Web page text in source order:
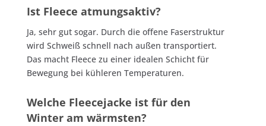
Ist Fleece atmungsaktiv?
Ja, sehr gut sogar. Durch die offene Faserstruktur
wird Schweiß schnell nach außen transportiert.
Das macht Fleece zu einer idealen Schicht für
Bewegung bei kühleren Temperaturen.
Welche Fleecejacke ist für den
Winter am wärmsten?